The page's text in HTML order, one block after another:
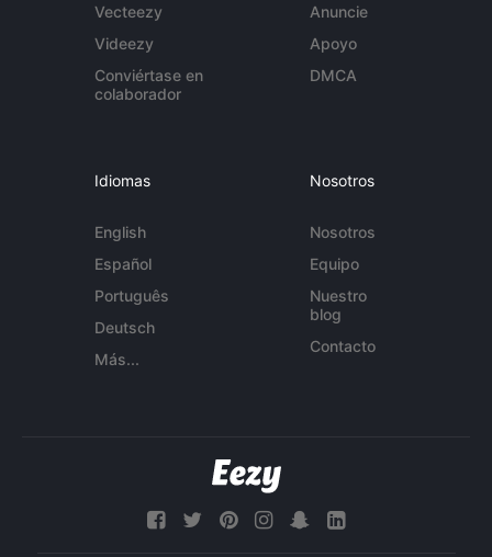
Vecteezy
Videezy
Conviértase en
colaborador
Anuncie
Apoyo
DMCA
Idiomas
English
Español
Português
Deutsch
Más...
Nosotros
Nosotros
Equipo
Nuestro
blog
Contacto